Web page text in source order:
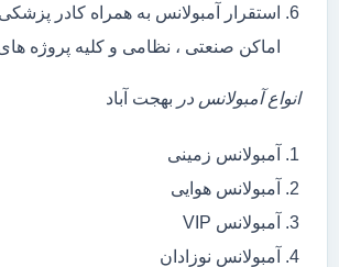
استقرار آمبولانس به همراه کادر
اماکن صنعتی ، نظامی و کلیه پروژه
انواع آمبولانس در بهجت آباد
آمبولانس زمینی
آمبولانس هوایی
آمبولانس VIP
آمبولانس نوزادان